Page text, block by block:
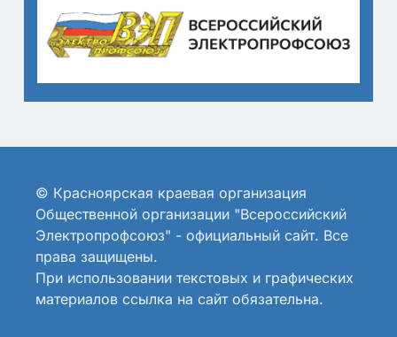
© Красноярская краевая организация
Общественной организации "Всероссийский
Электропрофсоюз" - официальный сайт. Все
права защищены.
При использовании текстовых и графических
материалов ссылка на сайт обязательна.